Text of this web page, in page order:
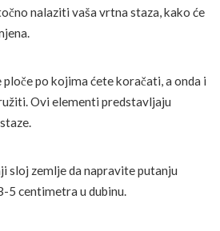
nalaziti vaša vrtna staza, kako će
po kojima ćete koračati, a onda i
Ovi elementi predstavljaju
sloj zemlje da napravite putanju
5 centimetra u dubinu.